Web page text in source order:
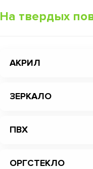
На твердых
АКРИЛ
ЗЕРКАЛО
ПВХ
ОРГСТЕКЛО